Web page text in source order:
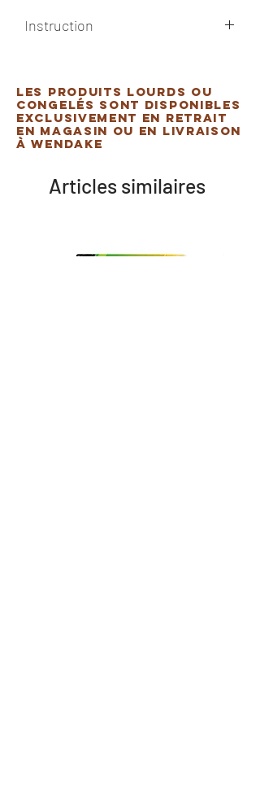
Instruction
Secouez bien jusqu'à ce que le
mélange soit complètement
homogène.
Servez immédiatement comme une
repas en guise de supplément.
Les produits lourds ou
congelés sont disponibles
exclusivement en retrait
en magasin ou en livraison
à Wendake
Articles similaires